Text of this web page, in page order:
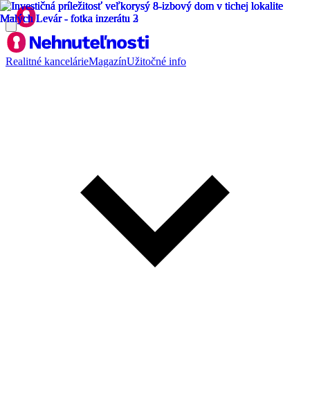
Realitné kancelárieMagazínUžitočné info